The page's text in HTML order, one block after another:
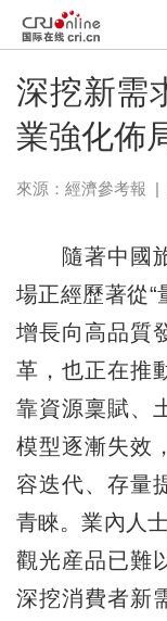
深挖新需
業強化佈
來源： 經濟參考報 |
隨著中國旅
場正經歷著從“
增長向高品質
革，也正在推
靠資源稟賦、
模型逐漸失效
容迭代、存量
青睞。業內人
觀光産品已難
深挖消費者新